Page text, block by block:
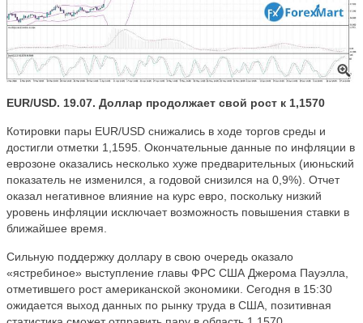
EUR/USD. 19.07. Доллар продолжает свой рост к 1,1570
Котировки пары EUR/USD снижались в ходе торгов среды и
достигли отметки 1,1595. Окончательные данные по инфляции в
еврозоне оказались несколько хуже предварительных (июньский
показатель не изменился, а годовой снизился на 0,9%). Отчет
оказал негативное влияние на курс евро, поскольку низкий
уровень инфляции исключает возможность повышения ставки в
ближайшее время.
Сильную поддержку доллару в свою очередь оказало
«ястребиное» выступление главы ФРС США Джерома Пауэлла,
отметившего рост американской экономики. Сегодня в 15:30
ожидается выход данных по рынку труда в США, позитивная